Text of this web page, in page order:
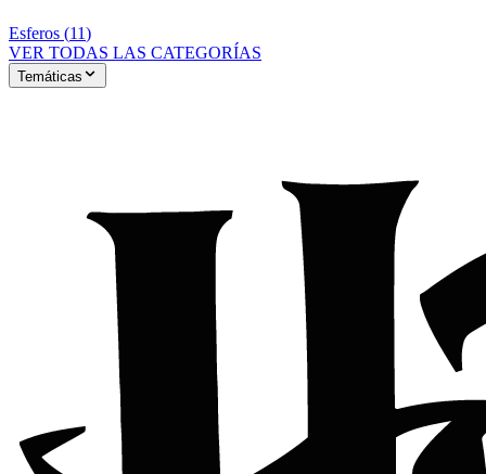
Esferos (11)
VER TODAS LAS CATEGORÍAS
Temáticas